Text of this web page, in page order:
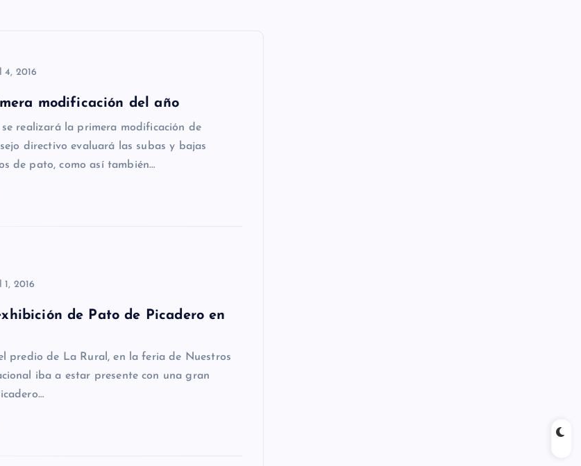
4, 2016
modificación del año
realizará la primera modificación de
directivo evaluará las subas y bajas
de pato, como así también…
1, 2016
de Pato de Picadero en
predio de La Rural, en la feria de Nuestros
iba a estar presente con una gran